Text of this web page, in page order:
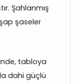
Şahlanmış
şaseler
tabloya
dahi güçlü